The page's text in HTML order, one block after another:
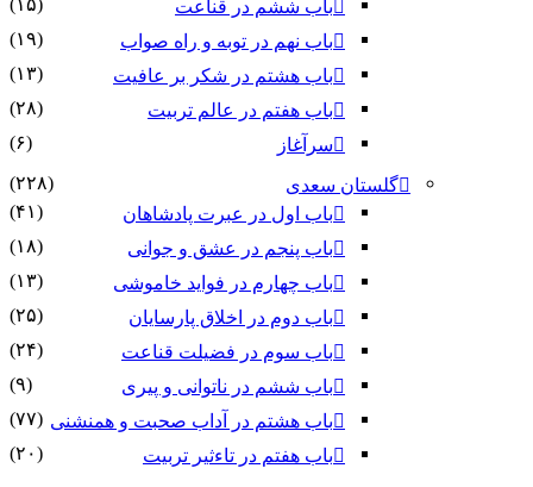
باب ششم در قناعت
باب نهم در توبه و راه صواب
(۱۹)
باب هشتم در شکر بر عافیت
(۱۳)
باب هفتم در عالم تربیت
(۲۸)
سرآغاز
(۶)
گلستان سعدی
(۲۲۸)
باب اول در عبرت پادشاهان
(۴۱)
باب پنجم در عشق و جوانى
(۱۸)
باب چهارم در فواید خاموشى
(۱۳)
باب دوم در اخلاق پارسایان
(۲۵)
باب سوم در فضیلت قناعت
(۲۴)
باب ششم در ناتوانى و پیرى
(۹)
باب هشتم در آداب صحبت و همنشنى (۷۷)
باب هفتم در تاءثیر تربیت
(۲۰)